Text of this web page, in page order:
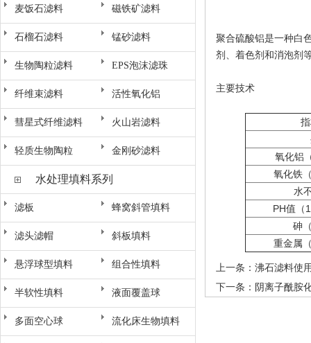
麦饭石滤料 磁铁矿滤料
石榴石滤料 锰砂滤料
生物陶粒滤料 EPS泡沫滤珠
纤维束滤料 活性氧化铝
彗星式纤维滤料 火山岩滤料
轻质生物陶粒 金刚砂滤料
水处理填料系列
滤板 蜂窝斜管填料
滤头滤帽 斜板填料
悬浮球型填料 组合性填料
半软性填料 液面覆盖球
多面空心球 流化床生物填料
聚合硫酸铝是一种白
剂、着色剂和消泡剂
主要技术
氧化铝
氧化铁
水
PH值（
砷
重金属
上一条： 沸石滤料使
下一条： 阴离子酰胺